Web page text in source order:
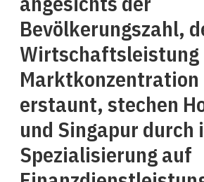
Bevölkerungszahl,
Wirtschaftsleistung
erstaunt, stechen
und Singapur durch
Spezialisierung auf